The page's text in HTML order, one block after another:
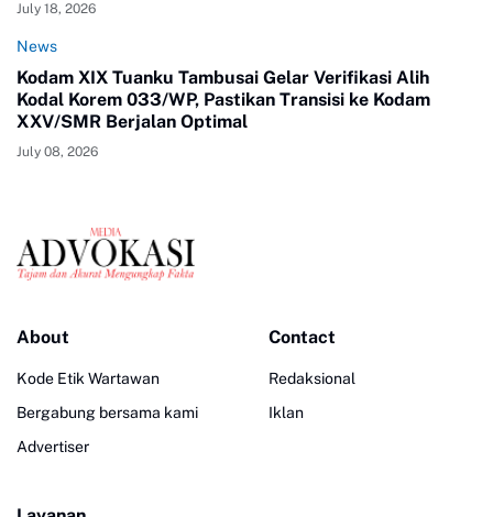
July 18, 2026
News
Kodam XIX Tuanku Tambusai Gelar Verifikasi Alih
Kodal Korem 033/WP, Pastikan Transisi ke Kodam
XXV/SMR Berjalan Optimal
July 08, 2026
About
Kode Etik Wartawan
Bergabung bersama kami
Advertiser
Contact
Redaksional
Iklan